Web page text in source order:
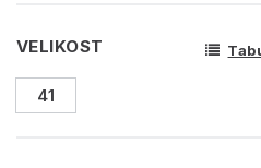
VELIKOST
41